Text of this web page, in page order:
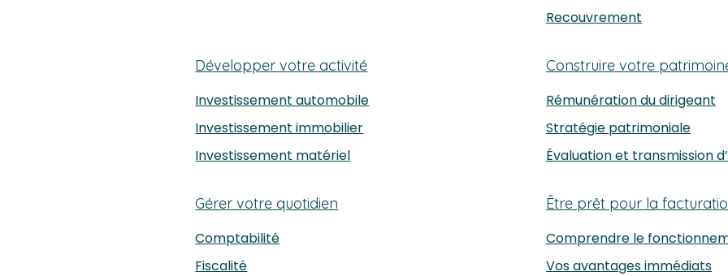
Recouvrement
Développer votre activité
Investissement automobile
Investissement immobilier
Investissement matériel
Construire votre
Rémunération du dirigeant
Stratégie patrimoniale
Évaluation et transmission
Gérer votre quotidien
Comptabilité
Fiscalité
Être prêt pour la
Comprendre le
Vos avantages immédiats